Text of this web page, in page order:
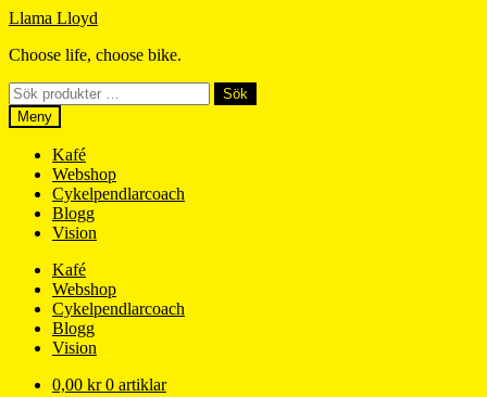
Hoppa
navigering
Hoppa
innehåll
Llama Lloyd
Choose life, choose bike.
Sök
efter:
Sök
Meny
Kafé
Webshop
Cykelpendlarcoach
Blogg
Vision
Kafé
Webshop
Cykelpendlarcoach
Blogg
Vision
0,00 kr 0 artiklar